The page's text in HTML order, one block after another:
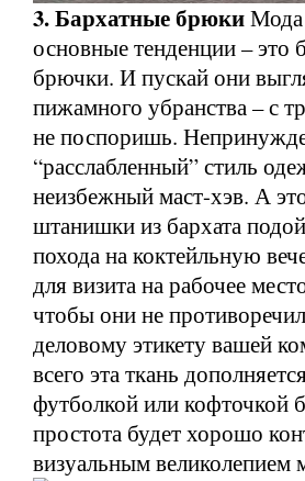
3. Бархатные брюкиМода
основные тенденции – это
брючки. И пускай они
пижамного убранства – с
не поспоришь.
“расслабленный” стиль
неизбежный маст-хэв. А
штанишки из бархата
похода на коктейльную
для визита на рабочее
чтобы они не
деловому этикету вашей
всего эта ткань
футболкой или кофточкой
простота будет хорошо
визуальным великолепием